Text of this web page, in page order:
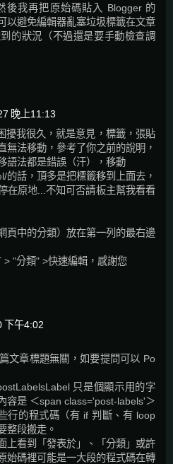
後我再把原始碼貼入 Blogger 的
以避免編輯器亂塞垃圾標籤在文章
的狀況（不過還是要手動檢查調
晚上11:13
擾我很久，就是意見，標籤，張貼
無法移動，參考了你之前的說明，
語法都是錯誤（汗），移動
的話，頂多是把標籤移到上面去，
在原地...不知可否請板主幫我看看
頁中的分類）放在第一列的最右邊
> "分類" >快速編輯，感謝您
下午4:02
文章標題無關，如要提問可以 Po
只是個顯示用的字
容是 ＜span class='post-labels'＞
行的程式碼（有 if 判斷、有 loop
整段搬走。
上看到「發表於」、「分類」或許
始碼裡可能是一大段的程式碼在轉